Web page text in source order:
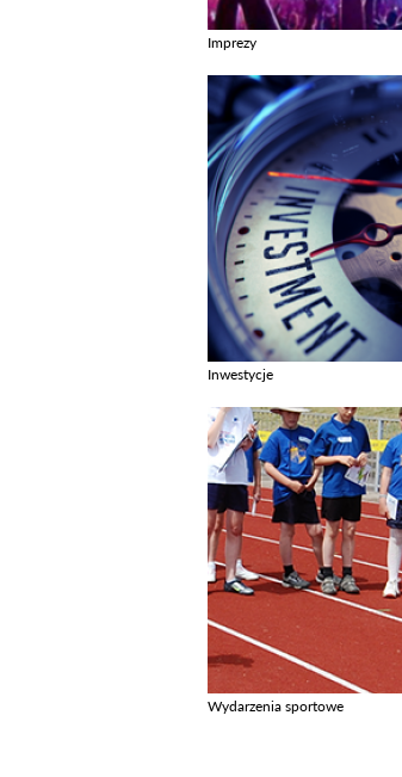
Imprezy
Inwestycje
Wydarzenia sportowe